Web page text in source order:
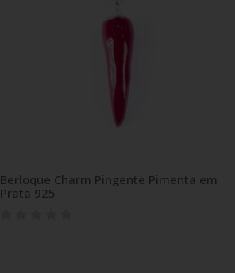
Berloque Charm Pingente Pimenta em
Prata 925